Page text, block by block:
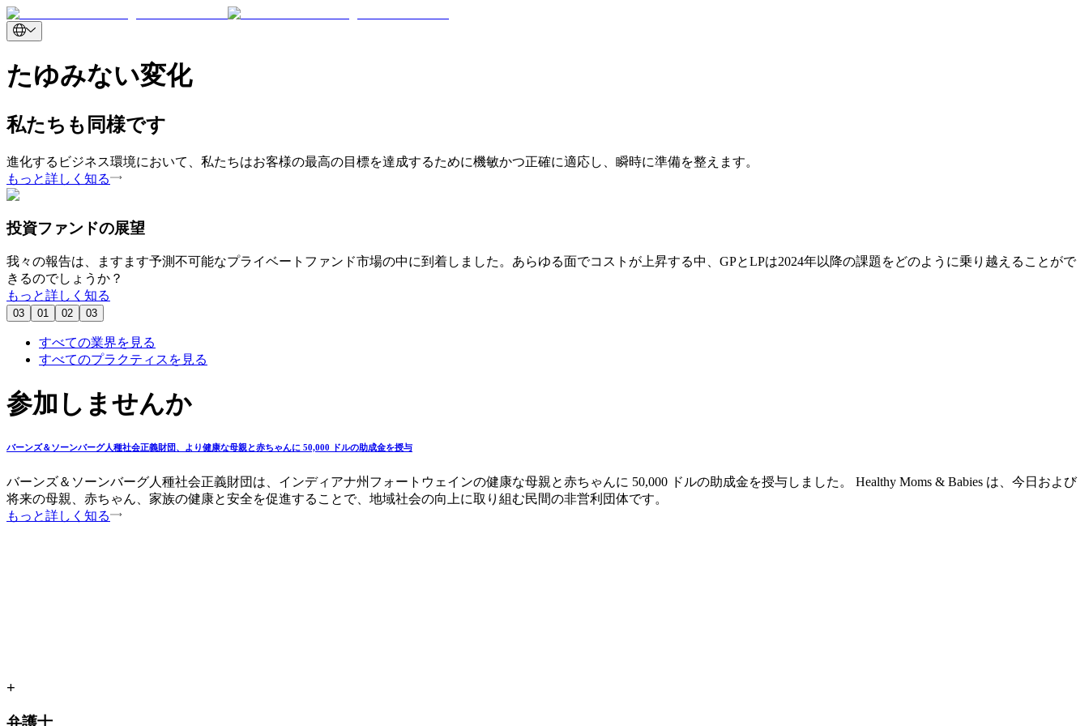
たゆみない変化
私たちも同様です
進化するビジネス環境において、私たちはお客様の最高の目標を達成するために機敏かつ正確に適応し、瞬時に準備を整えます。
もっと詳しく知る
投資ファンドの展望
我々の報告は、ますます予測不可能なプライベートファンド市場の中に到着しました。あらゆる面でコストが上昇する中、GPとLPは2024年以降の課題をどのように乗り越えることがで
きるのでしょうか？
もっと詳しく知る
03 01 02 03
すべての業界を見る
すべてのプラクティスを見る
参加しませんか
バーンズ＆ソーンバーグ人種社会正義財団、より健康な母親と赤ちゃんに 50,000 ドルの助成金を授与
バーンズ＆ソーンバーグ人種社会正義財団は、インディアナ州フォートウェインの健康な母親と赤ちゃんに 50,000 ドルの助成金を授与しました。 Healthy Moms & Babies は、今日および
将来の母親、赤ちゃん、家族の健康と安全を促進することで、地域社会の向上に取り組む民間の非営利団体です。
もっと詳しく知る
+
弁護士